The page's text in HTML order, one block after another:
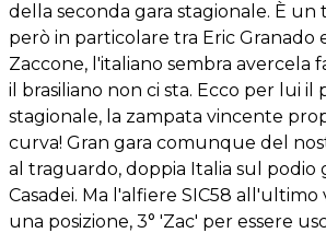
della seconda gara stagionale. È un
però in particolare tra Eric Granado
Zaccone, l'italiano sembra avercela
il brasiliano non ci sta. Ecco per lui il
stagionale, la zampata vincente
curva! Gran gara comunque del
al traguardo, doppia Italia sul podio
Casadei. Ma l'alfiere SIC58 all'ultimo
una posizione, 3° 'Zac' per essere